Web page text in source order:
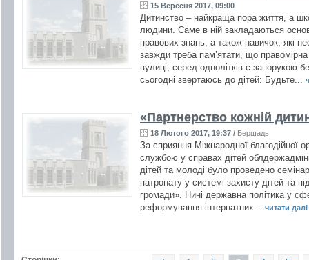
15 Вересня 2017, 09:00
Дитинство – найкраща пора життя, а
людини. Саме в ній закладаються
правових знань, а також навичок, які
завжди треба пам’ятати, що
вулиці, серед однолітків є запорукою
сьогодні звертаюсь до дітей: Будьте...
«Партнерство кожній
18 Лютого 2017, 19:37 / Бершадь
За сприяння Міжнародної благодійної
службою у справах дітей
дітей та молоді було проведено
патронату у системі захисту дітей та
громади». Нині державна політика у
реформування інтернатних...
читати